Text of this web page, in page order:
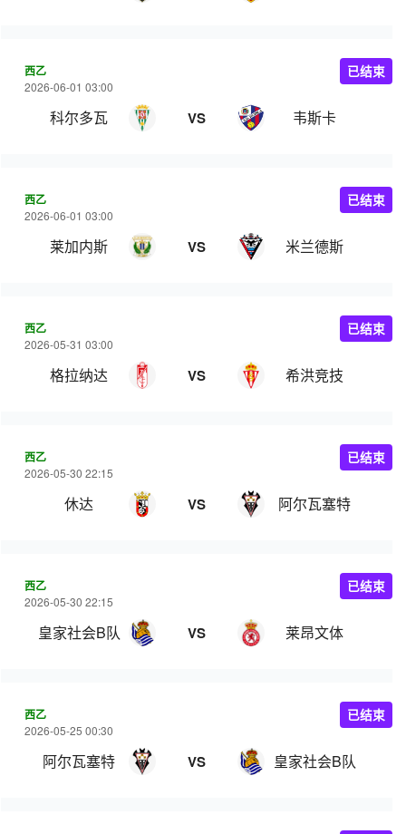
西乙
2026-06-01 03:00
科尔多瓦 VS 韦斯卡
已结束
西乙
2026-06-01 03:00
莱加内斯 VS 米兰德斯
已结束
西乙
2026-05-31 03:00
格拉纳达 VS 希洪竞技
已结束
西乙
2026-05-30 22:15
休达 VS 阿尔瓦塞特
已结束
西乙
2026-05-30 22:15
皇家社会B队 VS 莱昂文体
已结束
西乙
2026-05-25 00:30
阿尔瓦塞特 VS 皇家社会B队
已结束